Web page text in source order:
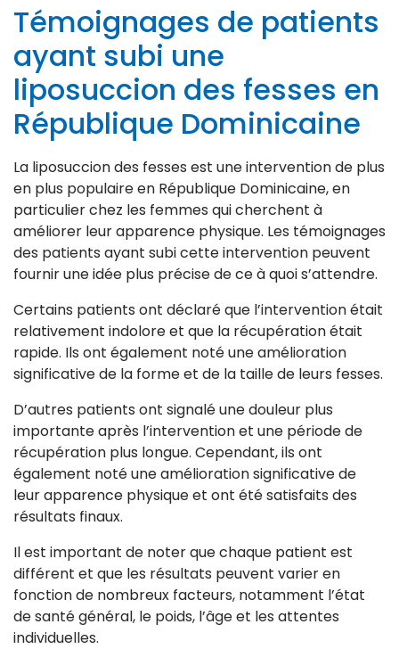
Témoignages de patients
ayant subi une
liposuccion des fesses en
République Dominicaine
La liposuccion des fesses est une intervention de plus
en plus populaire en République Dominicaine, en
particulier chez les femmes qui cherchent à
améliorer leur apparence physique. Les témoignages
des patients ayant subi cette intervention peuvent
fournir une idée plus précise de ce à quoi s’attendre.
Certains patients ont déclaré que l’intervention était
relativement indolore et que la récupération était
rapide. Ils ont également noté une amélioration
significative de la forme et de la taille de leurs fesses.
D’autres patients ont signalé une douleur plus
importante après l’intervention et une période de
récupération plus longue. Cependant, ils ont
également noté une amélioration significative de
leur apparence physique et ont été satisfaits des
résultats finaux.
Il est important de noter que chaque patient est
différent et que les résultats peuvent varier en
fonction de nombreux facteurs, notamment l’état
de santé général, le poids, l’âge et les attentes
individuelles.